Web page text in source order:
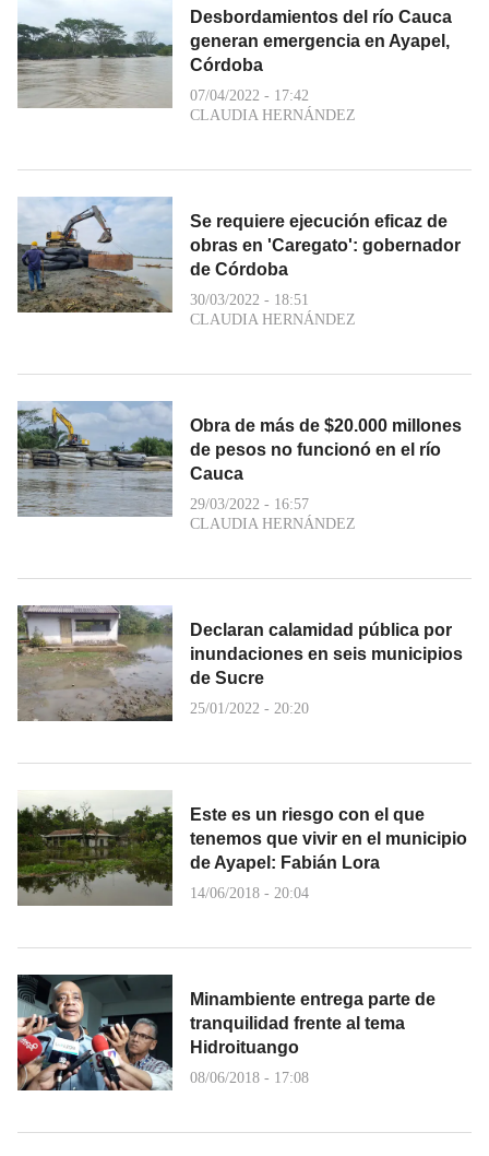
Desbordamientos del río Cauca
generan emergencia en Ayapel,
Córdoba
07/04/2022 - 17:42
CLAUDIA HERNÁNDEZ
Se requiere ejecución eficaz de
obras en 'Caregato': gobernador
de Córdoba
30/03/2022 - 18:51
CLAUDIA HERNÁNDEZ
Obra de más de $20.000 millones
de pesos no funcionó en el río
Cauca
29/03/2022 - 16:57
CLAUDIA HERNÁNDEZ
Declaran calamidad pública por
inundaciones en seis municipios
de Sucre
25/01/2022 - 20:20
Este es un riesgo con el que
tenemos que vivir en el municipio
de Ayapel: Fabián Lora
14/06/2018 - 20:04
Minambiente entrega parte de
tranquilidad frente al tema
Hidroituango
08/06/2018 - 17:08